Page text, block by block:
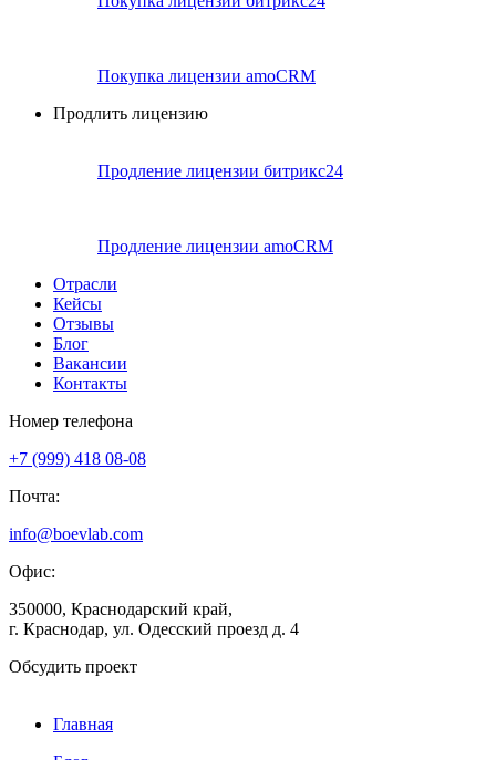
Покупка лицензии amoCRM
Продлить лицензию
Продление лицензии битрикс24
Продление лицензии amoCRM
Отрасли
Кейсы
Отзывы
Блог
Вакансии
Контакты
Номер телефона
+7 (999) 418 08-08
Почта:
info@boevlab.com
Офис:
350000, Краснодарский край,
г. Краснодар, ул. Одесский проезд д. 4
Обсудить проект
Главная